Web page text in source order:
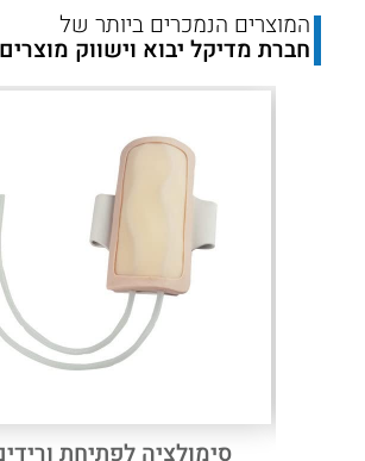
המוצרים הנמכרים ביותר של
חברת מדיקל יבוא וישווק